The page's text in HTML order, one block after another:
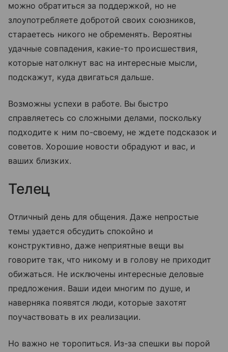
можно обратиться за поддержкой, но не
злоупотребляете добротой своих союзников,
стараетесь никого не обременять. Вероятны
удачные совпадения, какие-то происшествия,
которые натолкнут вас на интересные мысли,
подскажут, куда двигаться дальше.
Возможны успехи в работе. Вы быстро
справляетесь со сложными делами, поскольку
подходите к ним по-своему, не ждете подсказок и
советов. Хорошие новости обрадуют и вас, и
ваших близких.
Телец
Отличный день для общения. Даже непростые
темы удается обсудить спокойно и
конструктивно, даже неприятные вещи вы
говорите так, что никому и в голову не приходит
обижаться. Не исключены интересные деловые
предложения. Ваши идеи многим по душе, и
наверняка появятся люди, которые захотят
поучаствовать в их реализации.
Но важно не торопиться. Из-за спешки вы порой